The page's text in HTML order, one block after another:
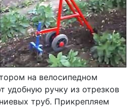
на велосипедном
удобную ручку из отрезков
труб. Прикрепляем